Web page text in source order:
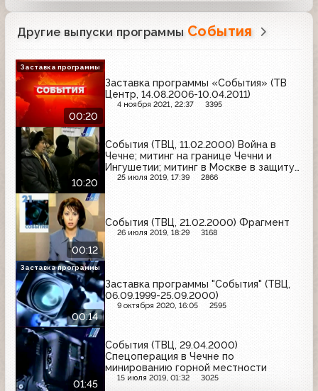
Другие выпуски программы События
00:20
Заставка программы «События» (ТВ
Центр, 14.08.2006-10.04.2011)
4 ноября 2021, 22:37 3395
Заставка программы
10:20
События (ТВЦ, 11.02.2000) Война в
Чечне; митинг на границе Чечни и
Ингушетии; митинг в Москве в защиту
Андрея Бабицкого; поездка Владимира
25 июля 2019, 17:39 2866
00:12
События (ТВЦ, 21.02.2000) Фрагмент
26 июля 2019, 18:29 3168
00:14
Заставка программы "События" (ТВЦ,
06.09.1999-25.09.2000)
9 октября 2020, 16:05 2595
Заставка программы
01:45
События (ТВЦ, 29.04.2000)
Спецоперация в Чечне по
минированию горной местности
15 июля 2019, 01:32 3025